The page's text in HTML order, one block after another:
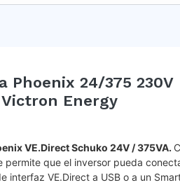
Phoenix 24/375 230V
Victron Energy
VE.Direct Schuko 24V / 375VA.
permite que el inversor pueda
interfaz VE.Direct a USB o a un